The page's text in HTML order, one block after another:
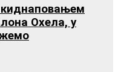
киднаповањем
Охела, у